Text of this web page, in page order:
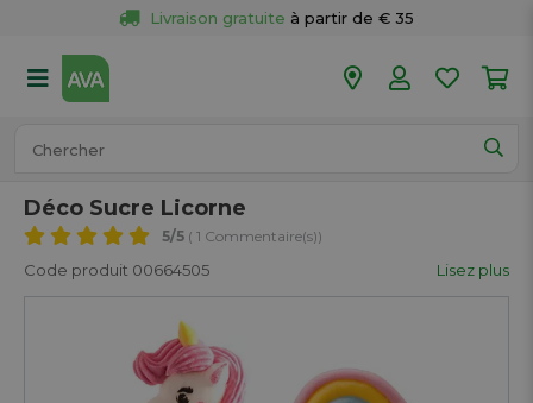
Livraison gratuite à partir de € 35
50 magasins
Déco Sucre Licorne
5/5 ( 1 Commentaire(s))
Code produit 00664505 Lisez plus